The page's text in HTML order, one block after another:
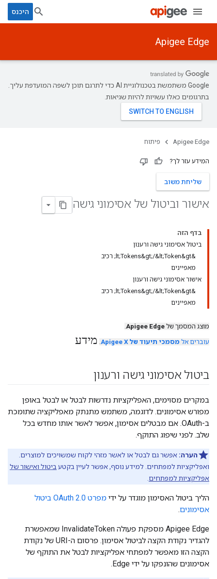
היכנס
Apigee Edge
‫Google משתמשת בטכנולוגיית AI כדי לתרגם תוכן לשפה המועדפת עליך.
בתרגומים כאלו עשויות להיות שגיאות.
Apigee Edge פיתוח
המידע עזר לך?
שליחת משוב
אישור וביטול של אסימוני גישה
בדף הזה
ביטול אסימוני גישה ורענון
&lt;Tokens&gt;/&lt;Token&gt; רכיב
מאפיינים
אישור אסימוני גישה ורענון
&lt;Tokens&gt;/&lt;Token&gt; רכיב
מאפיינים
מוצג המסמך של Apigee Edge
.
עוברים אל מסמכי תיעוד של Apigee X . מידע
ביטול אסימוני גישה ורענון
במקרים מסוימים, האפליקציות נדרשות לבטל או לבטל באופן
מפורש אסימונים. לדוגמה, משתמש מתנתק מאפליקציה שתומכת
ב-OAuth. אם מבטלים אסימון, אפשר לאשר אותו מחדש בכל
שלב. לפני שיפוג התוקף.
הערה: אפשר גם לבטל או לאשר מזהי לקוח שמשויכים למוצרים.
ואפליקציות למפתחים. למידע נוסף, אפשר לעיין בקטע ביטול ואישור של
אפליקציות למפתחים
הליך ביטול האסימון מוגדר על ידי
מפרט OAuth 2.0 ביטול
אסימונים.
Apigee Edge מספקת פעולה InvalidateToken שמאפשרת
להגדיר נקודת הקצה לביטול אסימון. פרסום ה-URI של נקודת
הקצה הזו מאפשר למפתחי אפליקציות לבטל את התוקף של
אסימונים שהונפקו על ידי Edge.